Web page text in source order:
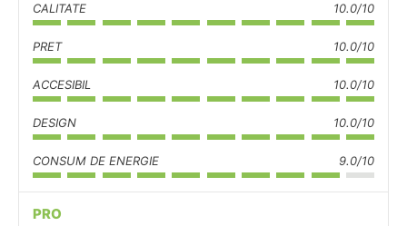
CALITATE 10.0/10
PRET 10.0/10
ACCESIBIL 10.0/10
DESIGN 10.0/10
CONSUM DE ENERGIE 9.0/10
PRO